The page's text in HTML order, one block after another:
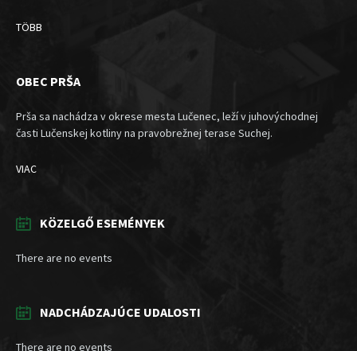
TÖBB
OBEC PRŠA
Prša sa nachádza v okrese mesta Lučenec, leží v juhovýchodnej
časti Lučenskej kotliny na pravobrežnej terase Suchej.
VIAC
KÖZELGŐ ESEMÉNYEK
There are no events
NADCHÁDZAJÚCE UDALOSTI
There are no events